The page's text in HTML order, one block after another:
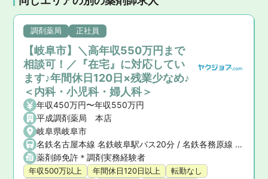
調剤薬局 正社員
【岐阜市】＼高年収550万円まで
相談可！／『在宅』に対応してい
ます♪年間休日120日×残業少なめ♪
＜内科・小児科・婦人科＞
年収450万円〜年収550万円
平成調剤薬局 本店
岐阜県岐阜市
名鉄名古屋本線 名鉄岐阜駅バス20分 / 名鉄各務原線 名鉄岐阜駅バス20分 / JR東海道本線(浜松〜岐阜) 岐阜駅
薬剤師免許＊調剤実務経験者
年収500万以上 年間休日120日以上
転勤なし